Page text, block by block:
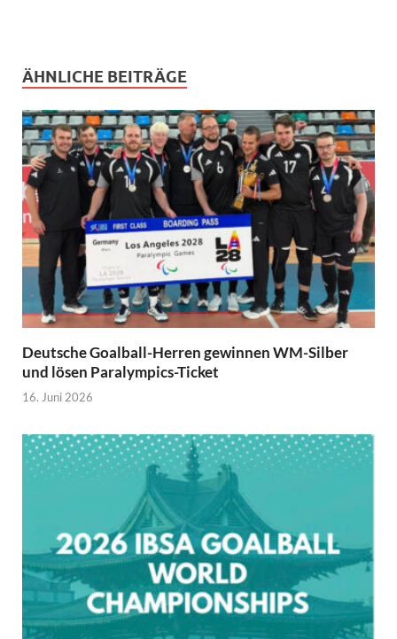
ÄHNLICHE BEITRÄGE
Deutsche Goalball-Herren gewinnen WM-Silber
und lösen Paralympics-Ticket
16. Juni 2026